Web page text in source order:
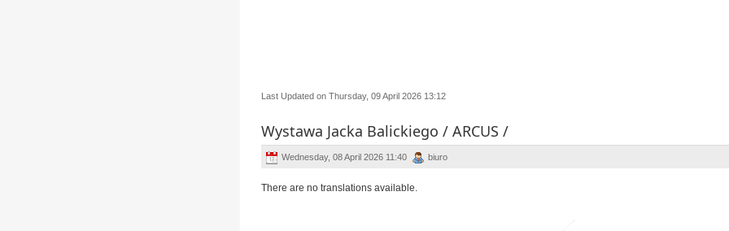
Last Updated on Thursday, 09 April 2026 13:12
Wystawa Jacka Balickiego / ARCUS /
Wednesday, 08 April 2026 11:40 biuro
There are no translations available.